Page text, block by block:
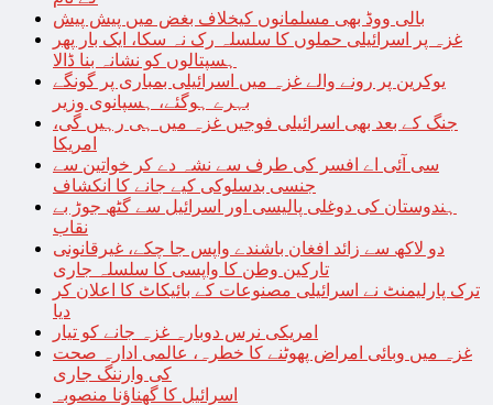
بالی ووڈ بھی مسلمانوں کیخلاف بغض میں پیش پیش
غزہ پر اسرائیلی حملوں کا سلسلہ رک نہ سکا، ایک بار پھر
ہسپتالوں کو نشانہ بنا ڈالا
یوکرین پر رونے والے غزہ میں اسرائیلی بمباری پر گونگے
بہرے ہوگئے، ہسپانوی وزیر
جنگ کے بعد بھی اسرائیلی فوجیں غزہ میں ہی رہیں گی،
امریکا
سی آئی اے افسر کی طرف سے نشہ دے کر خواتین سے
جنسی بدسلوکی کیے جانے کا انکشاف
ہندوستان کی دوغلی پالیسی اور اسرائیل سے گٹھ جوڑ بے
نقاب
دو لاکھ سے زائد افغان باشندے واپس جا چکے، غیرقانونی
تارکین وطن کا واپسی کا سلسلہ جاری
ترک پارلیمنٹ نے اسرائیلی مصنوعات کے بائیکاٹ کا اعلان کر
دیا
امریکی نرس دوبارہ غزہ جانے کو تیار
غزہ میں وبائی امراض پھوٹنے کا خطرہ، عالمی ادارہ صحت
کی وارننگ جاری
اسرائیل کا گھناؤنا منصوبہ